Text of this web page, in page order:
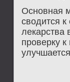
Основная
сводится
лекарства
проверку к